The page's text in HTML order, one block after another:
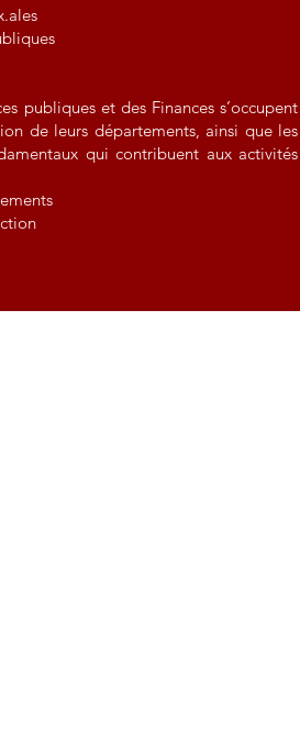
publiques et des Finances s’occupent
de leurs départements, ainsi que les
qui contribuent aux activités
et fournir des conseils, le Comité